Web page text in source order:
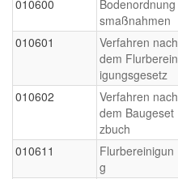
010600
Bodenordnung
smaßnahmen
010601
Verfahren nach
dem Flurberein
igungsgesetz
010602
Verfahren nach
dem Baugeset
zbuch
010611
Flurbereinigun
g